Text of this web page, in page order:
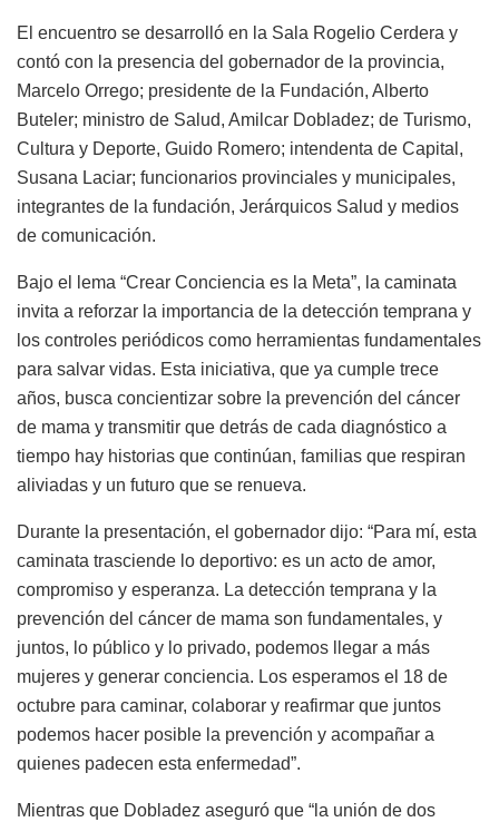
El encuentro se desarrolló en la Sala Rogelio Cerdera y
contó con la presencia del gobernador de la provincia,
Marcelo Orrego; presidente de la Fundación, Alberto
Buteler; ministro de Salud, Amilcar Dobladez; de Turismo,
Cultura y Deporte, Guido Romero; intendenta de Capital,
Susana Laciar; funcionarios provinciales y municipales,
integrantes de la fundación, Jerárquicos Salud y medios
de comunicación.
Bajo el lema “Crear Conciencia es la Meta”, la caminata
invita a reforzar la importancia de la detección temprana y
los controles periódicos como herramientas fundamentales
para salvar vidas. Esta iniciativa, que ya cumple trece
años, busca concientizar sobre la prevención del cáncer
de mama y transmitir que detrás de cada diagnóstico a
tiempo hay historias que continúan, familias que respiran
aliviadas y un futuro que se renueva.
Durante la presentación, el gobernador dijo: “Para mí, esta
caminata trasciende lo deportivo: es un acto de amor,
compromiso y esperanza. La detección temprana y la
prevención del cáncer de mama son fundamentales, y
juntos, lo público y lo privado, podemos llegar a más
mujeres y generar conciencia. Los esperamos el 18 de
octubre para caminar, colaborar y reafirmar que juntos
podemos hacer posible la prevención y acompañar a
quienes padecen esta enfermedad”.
Mientras que Dobladez aseguró que “la unión de dos